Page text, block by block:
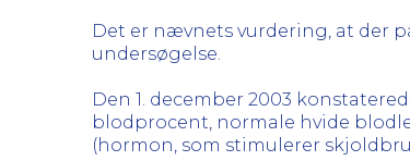
Det er nævnets vurdering, at der
undersøgelse.
Den 1. december 2003
blodprocent, normale hvide
(hormon, som stimulerer